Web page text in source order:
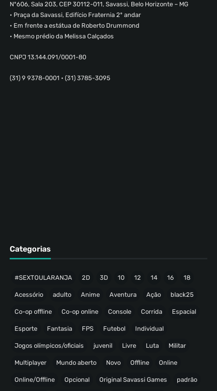
Nº606, Sala 203, CEP 30112-011, Savassi, Belo Horizonte – MG
• Praça da Savassi, Edifício Fraternia 2º andar
• Em frente a estátua de Roberto Drummond
• Mesmo prédio da Melissa Calçados
CNPJ 13.144.091/0001-80
(31) 9 9378-0001 • (31) 3785-3095
Categorias
#SEXTOULARANJA 2D 3D 10 12 14 16 18
Acessório adulto Anime Aventura Ação black25
Co-op offline Co-op online Console Corrida Espacial
Esporte Fantasia FPS Futebol Individual
Jogos olímpicos/oficiais juvenil Livre Luta Militar
Multiplayer Mundo aberto Novo Offline Online
Online/Offline Opcional Original Savassi Games padrão